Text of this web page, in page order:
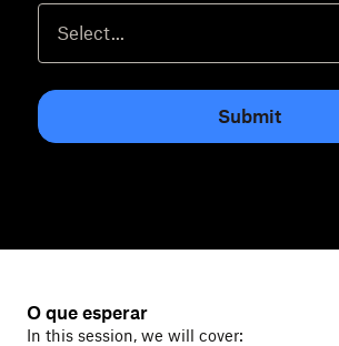
Submit
O que esperar
In this session, we will cover: